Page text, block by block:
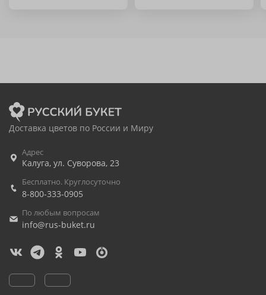
Доставка цветов по России и Миру
Адрес
Калуга, ул. Суворова, 23
Бесплатно. Круглосуточно
8-800-333-0905
По любым вопросам
info@rus-buket.ru